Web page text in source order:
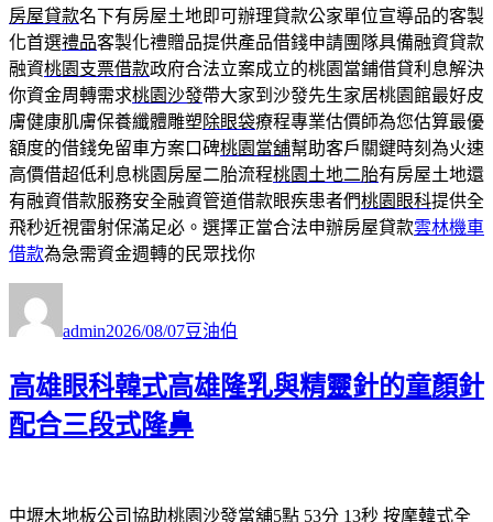
房屋貸款名下有房屋土地即可辦理貸款公家單位宣導品的客製
化首選禮品客製化禮贈品提供產品借錢申請團隊具備融資貸款
融資桃園支票借款政府合法立案成立的桃園當鋪借貸利息解決
你資金周轉需求桃園沙發帶大家到沙發先生家居桃園館最好皮
膚健康肌膚保養纖體雕塑除眼袋療程專業估價師為您估算最優
額度的借錢免留車方案口碑桃園當舖幫助客戶關鍵時刻為火速
高價借超低利息桃園房屋二胎流程桃園土地二胎有房屋土地還
有融資借款服務安全融資管道借款眼疾患者們桃園眼科提供全
飛秒近視雷射保滿足必。選擇正當合法申辦房屋貸款雲林機車
借款為急需資金週轉的民眾找你
者
admin佈
期:
2026/08/07類
豆油伯
高雄眼科韓式高雄隆乳與精靈針的童顏針
配合三段式隆鼻
中壢木地板公司協助桃園沙發當舖5點 53分 13秒 按摩韓式全